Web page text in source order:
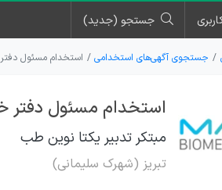
جستجو (جدید)
جستجوی آگهی‌های استخدامی استخدام مسئول
استخدام مسئول دفتر
مبتکر تدبیر یکتا نوین طب
تبریز (شهرک سلیمانی)